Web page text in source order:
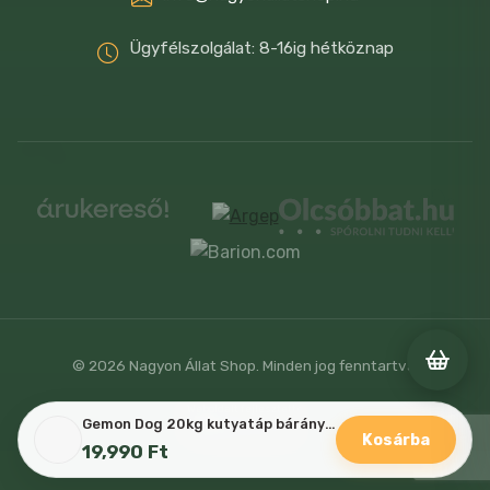
Ügyfélszolgálat: 8-16ig hétköznap
© 2026 Nagyon Állat Shop. Minden jog fenntartva.
Gemon Dog 20kg kutyatáp bárány-rizs
19,990 Ft
Kosárba